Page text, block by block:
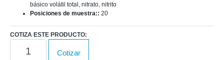
básico volátil total, nitrato, nitrito
Posiciones de muestra:: 20
COTIZA ESTE PRODUCTO:
Digester
Cotizar